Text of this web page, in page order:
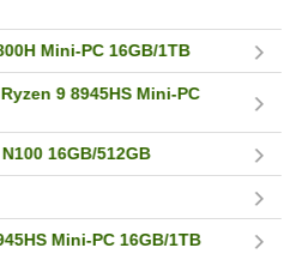
Mini-PC 16GB/1TB
9 8945HS Mini-PC
16GB/512GB
Mini-PC 16GB/1TB